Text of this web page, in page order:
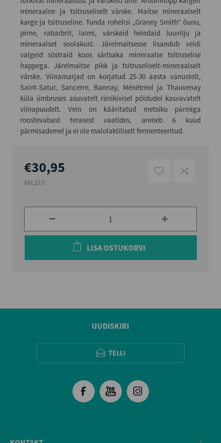
mineraalne ja tsitruseliselt värske. Maitse mineraalselt
karge ja tsitruseline. Tunda rohelisi „Granny Smith“ õunu,
pirne, rabarbrit, laimi, värskeid heledaid luuvilju ja
mineraalset soolakust. Järelmaitsesse lisandub veidi
valgeid sõstraid koos särtsaka mineraalse tsitruselise
happega. Järelmaitse pikk ja tsitruseliselt-mineraalselt
värske. Viinamarjad on korjatud 25-30 aasta vanustelt,
Saint-Satur, Sancerre, Bannay, Ménétréol ja Thauvenay
küla ümbruses asuvatelt ränikivisel põldudel kasvavatelt
viinapuudelt. Vein on kääritatud metsiku pärmiga
roostevabast terasest vaatides, areneb 6 kuud
pärmisademel ja ei ole malolaktiliselt fermenteeritud.
€30,95
€41,27/l
LISA OSTUKORVI
UUDISKIRI
TELLI